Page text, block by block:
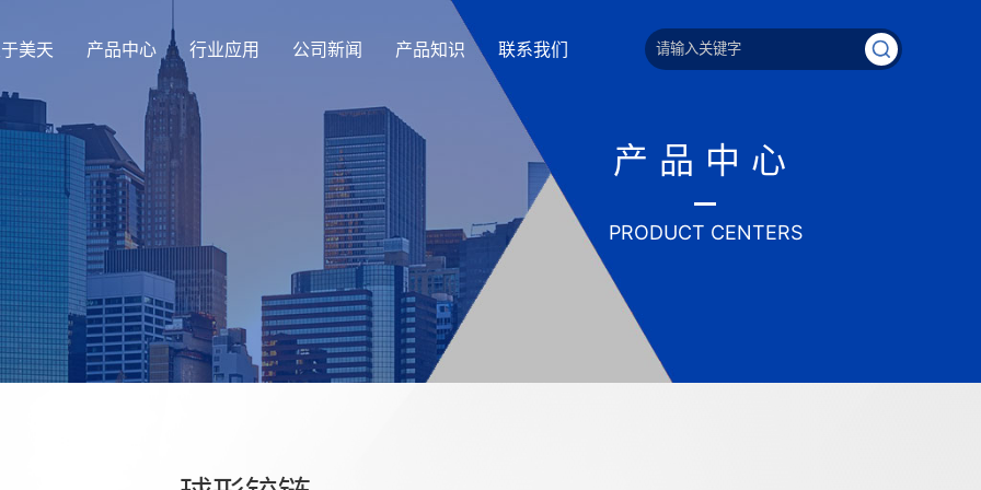
美天 产品中心 行业应用 公司新闻 产品知识 联系我们
产品中心
PRODUCT CENTERS